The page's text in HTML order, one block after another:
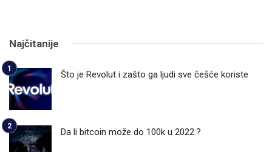
Najčitanije
Što je Revolut i zašto ga ljudi sve češće koriste
Da li bitcoin može do 100k u 2022.?